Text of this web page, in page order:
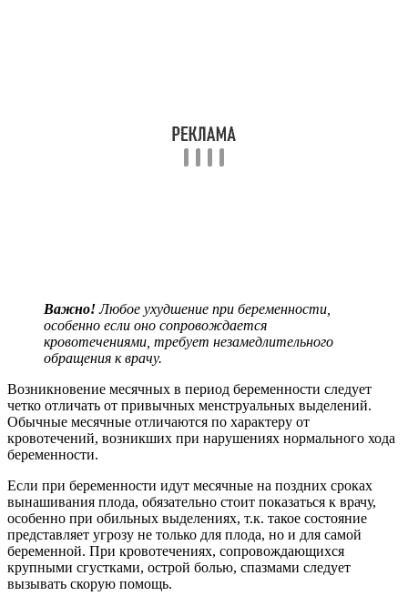
Важно!Любое ухудшение при беременности,
особенно если оно сопровождается
кровотечениями, требует незамедлительного
обращения к врачу.
Возникновение месячных в период беременности следует
четко отличать от привычных менструальных выделений.
Обычные месячные отличаются по характеру от
кровотечений, возникших при нарушениях нормального хода
беременности.
Если при беременности идут месячные на поздних сроках
вынашивания плода, обязательно стоит показаться к врачу,
особенно при обильных выделениях, т.к. такое состояние
представляет угрозу не только для плода, но и для самой
беременной. При кровотечениях, сопровождающихся
крупными сгустками, острой болью, спазмами следует
вызывать скорую помощь.